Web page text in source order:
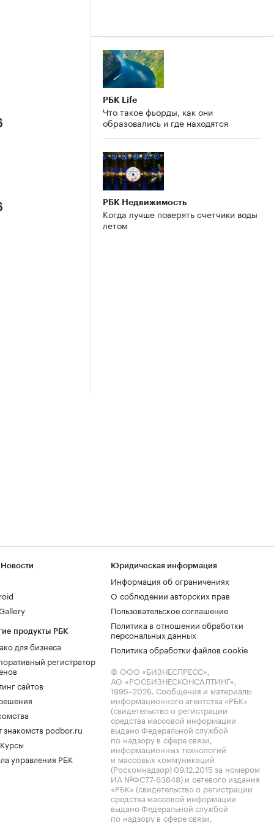
РБК Life
Что такое фьорды, как они
образовались и где находятся
РБК Недвижимость
Когда лучше поверять счетчики воды
летом
продукты РБК
для бизнеса
регистратор
сайтов
знакомств podbor.ru
управления РБК
Юридическая информация
Информация об ограничениях
О соблюдении авторских прав
Пользовательское соглашение
Политика в отношении обработки
персональных данных
Политика обработки файлов cookie
© ООО «БИЗНЕСПРЕСС»,
АО «РОСБИЗНЕСКОНСАЛТИНГ»,
1995–2026. Сообщения и материалы
информационного агентства «РБК»
(свидетельство о регистрации
средства массовой информации
выдано Федеральной службой
по надзору в сфере связи,
информационных технологий
и массовых коммуникаций
(Роскомнадзор) 09.12.2015 за номером
ИА №ФС77-63848) и сетевого издания
«РБК» (свидетельство о регистрации
средства массовой информации
выдано Федеральной службой
по надзору в сфере связи,